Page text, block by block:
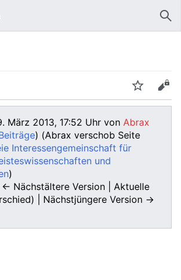
Beobachten Bearbeiten
März 2013, 17:52 Uhr von Abrax
) (Abrax verschob Seite
Interessengemeinschaft für
und
)
Nächstältere Version | Aktuelle
| Nächstjüngere Version →